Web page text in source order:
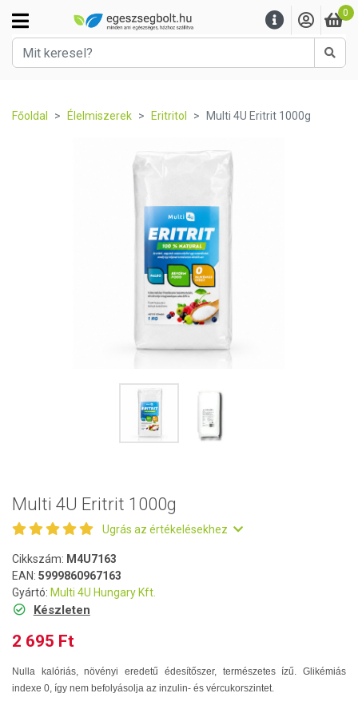
0
Főoldal Élelmiszerek Eritritol Multi 4U Eritrit 1000g
Multi 4U Eritrit 1000g
Ugrás az értékelésekhez
Cikkszám: M4U7163
EAN: 5999860967163
Gyártó: Multi 4U Hungary Kft.
Készleten
2 695 Ft
Nulla kalóriás, növényi eredetű édesítőszer, természetes ízű. Glikémiás
indexe 0, így nem befolyásolja az inzulin- és vércukorszintet.